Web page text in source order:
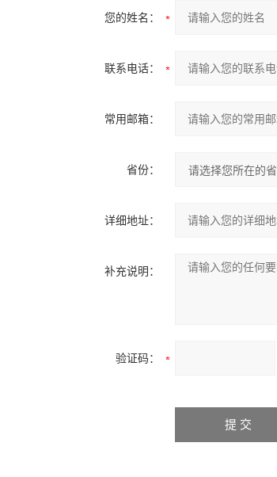
您的姓名：
联系电话：
常用邮箱：
省份：
详细地址：
补充说明：
验证码：